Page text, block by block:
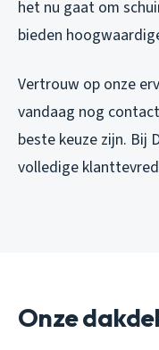
het nu gaat om
bieden
Vertrouw op onze
vandaag nog
beste keuze zijn. Bij
volledige
Onze